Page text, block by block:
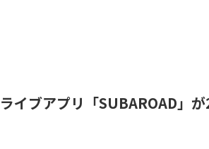
イブアプリ「SUBAROAD」